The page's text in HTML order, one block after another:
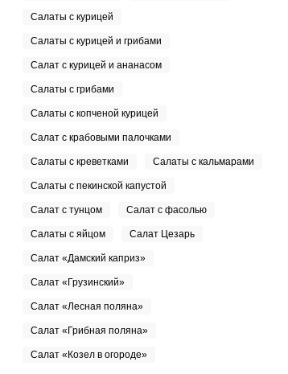
Салаты с курицей
Салаты с курицей и грибами
Салат с курицей и ананасом
Салаты с грибами
Салаты с копченой курицей
Салат с крабовыми палочками
Салаты с креветками Салаты с кальмарами
Салаты с пекинской капустой
Салат с тунцом Салат с фасолью
Салаты с яйцом Салат Цезарь
Салат «Дамский каприз»
Салат «Грузинский»
Салат «Лесная поляна»
Салат «Грибная поляна»
Салат «Козел в огороде»